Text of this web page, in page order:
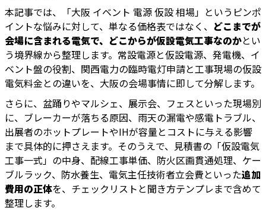
本記事では、「大阪 イベント 電源 仮設 相場」というピンポ
イントな悩みに対して、単なる価格表ではなく、 どこまでが
会場に含まれる電気で、どこからが仮設電気工事なのかとい
う境界線から整理します。常設電源と仮設電源、発電機、イ
ベント盤の役割、関西電力の臨時電灯申請と工事現場の仮設
電気料金との違いを、大阪の会場事情に即して分解します。
さらに、盆踊りやマルシェ、展示会、フェスといった現場別
に、ブレーカーが落ちる原因、雨天の漏電や感電トラブル、
出展者のホットプレートやIHが容量とコストに与える影響
まで具体的に押さえます。そのうえで、見積書の「仮設電気
工事一式」の中身、配線工事単価、防火区画貫通処理、ケー
ブルラック、防水養生、電気主任技術者立会費といった追加
費用の正体を、チェックリストと聞き方テンプレまで含めて
整理します。